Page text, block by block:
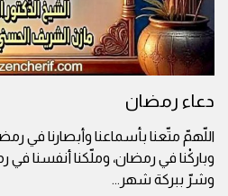
دعاء رمضان
اللّهمّ متّعنا بأسماعنا وأبصارنا في
وباركْنا في رمضان، وملّكنا أنفسنا
وشرّ ببركة شهر ...